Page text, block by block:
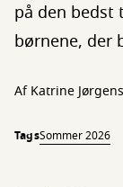
på den bedst
børnene, der
AfKatrine
TagsSommer 2026